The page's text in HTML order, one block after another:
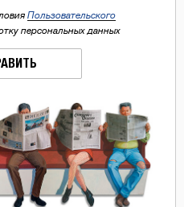
Пользовательского
персональных данных